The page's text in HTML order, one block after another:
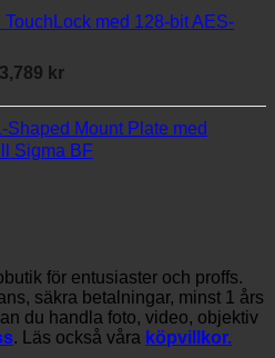
TouchLock med 128-bit AES-
3,789 krPrisintervall:
till
3,789 kr
Shaped Mount Plate med
Sigma BF
för entusiaster och proffs.
säkra betalningar, minst 1 års
du handla foto, video, objektiv
. Läs också våra köpvillkor.